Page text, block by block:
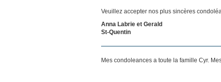
Veuillez accepter nos plus sincères
Anna Labrie et Gerald
St-Quentin
Mes condoleances a toute la famille Cyr.